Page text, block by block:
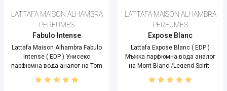
LATTAFA MAISON ALHAMBRA
PERFUMES
Fabulo Intense
Lattafa Maison Alhambra Fabulo
Intense ( EDP ) Унисекс
парфюмна вода аналог на Tom
Ford / Fucking Fabulous - 80 ml
LATTAFA MAISON ALHAMBRA
PERFUMES
Expose Blanc
Lattafa Expose Blanc ( EDP )
Мъжка парфюмна вода аналог
на Mont Blanc /Legend Spirit -
100 ml